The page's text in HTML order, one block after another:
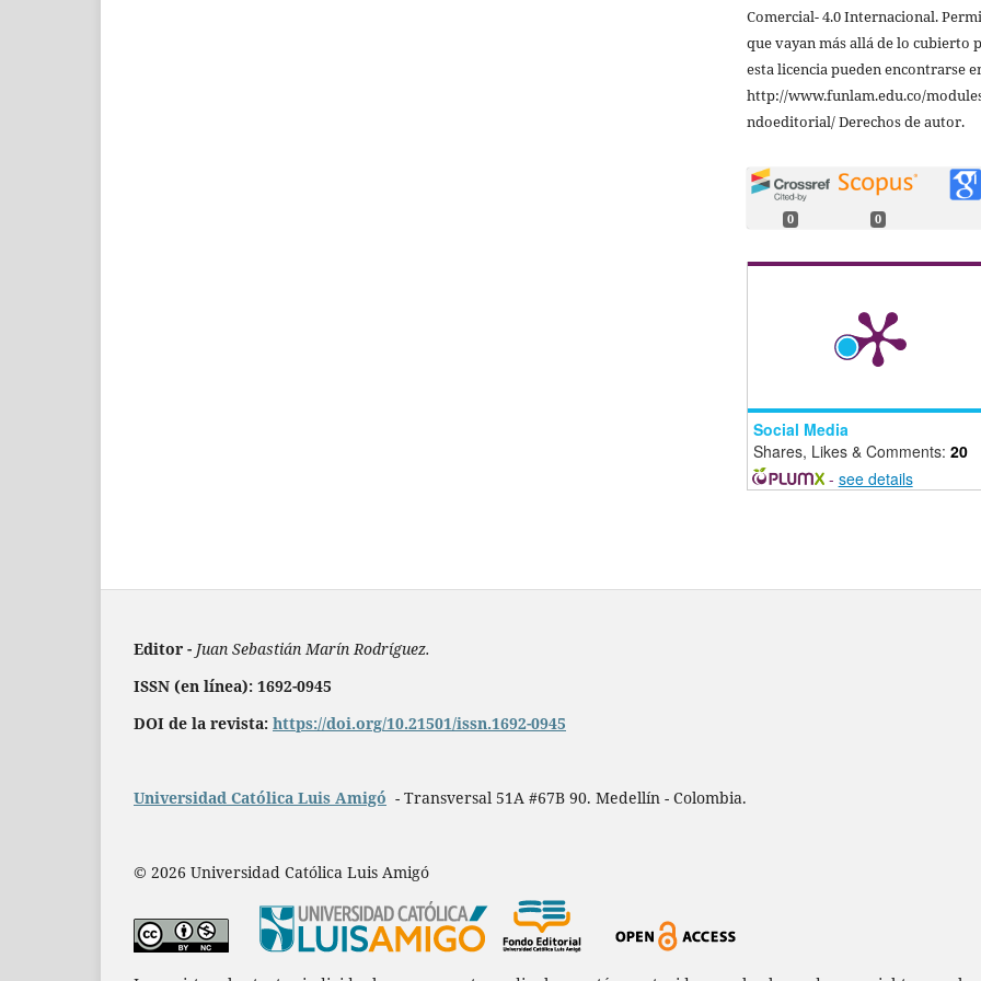
Comercial- 4.0 Internacional.
que vayan más allá de lo cubierto
esta licencia pueden encontrarse
http://www.funlam.edu.co/
ndoeditorial/ Derechos de autor.
0 0
Social Media
Shares, Likes & Comments: 20
- see details
Editor - Juan Sebastián Marín Rodríguez.
ISSN (en línea): 1692-0945
DOI de la revista: https://doi.org/10.21501/issn.1692-0945
Universidad Católica Luis Amigó - Transversal 51A #67B 90. Medellín - Colombia.
© 2026 Universidad Católica Luis Amigó